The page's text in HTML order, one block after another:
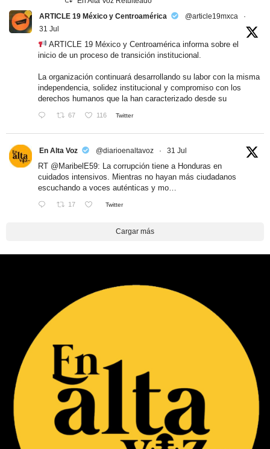
ARTICLE 19 México y Centroamérica
@article19mxca
·
31 Jul
ARTICLE 19 México y Centroamérica informa sobre el
inicio de un proceso de transición institucional.
La organización continuará desarrollando su labor con la misma
independencia, solidez institucional y compromiso con los
derechos humanos que la han caracterizado desde su
67 116 Twitter
En Alta Voz @diarioenaltavoz · 31 Jul
RT @MaribelE59: La corrupción tiene a Honduras en
cuidados intensivos. Mientras no hayan más ciudadanos
escuchando a voces auténticas y mo…
17 Twitter
Cargar más